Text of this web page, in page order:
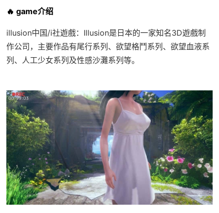
🔥 game介绍
illusion中国/i社遊戲：Illusion是日本的一家知名3D遊戲制
作公司，主要作品有尾行系列、欲望格鬥系列、欲望血液系
列、人工少女系列及性感沙灘系列等。